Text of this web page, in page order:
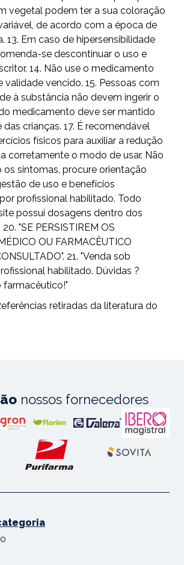
vegetal podem ter a sua coloração
de acordo com a época de
13. Em caso de hipersensibilidade
se descontinuar o uso e
14. Não use o medicamento
vencido. 15. Pessoas com
à substância não devem ingerir o
medicamento deve ser mantido
crianças. 17. É recomendável
físicos para auxiliar a redução
corretamente o modo de usar. Não
os sintomas, procure orientação
de uso e benefícios
profissional habilitado. Todo
possui dosagens dentro dos
"SE PERSISTIREM OS
OU FARMACÊUTICO
21. "Venda sob
habilitado. Dúvidas ?
farmacêutico!"
retiradas da literatura do
nossos fornecedores